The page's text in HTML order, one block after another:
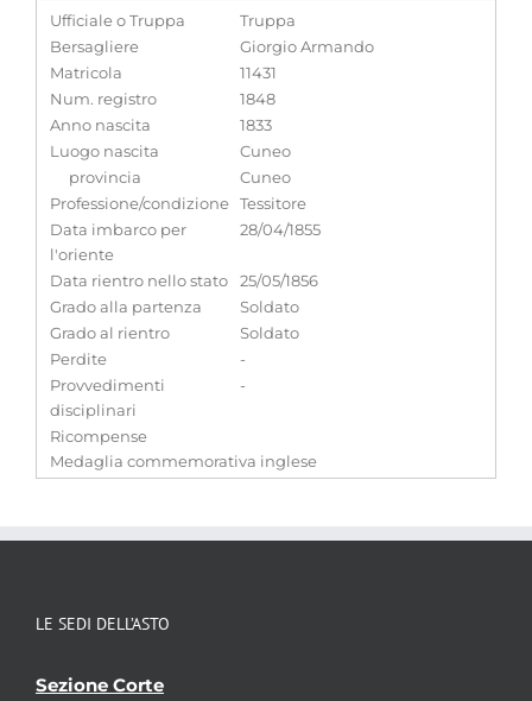
Ufficiale o Truppa
Truppa
Bersagliere
Giorgio Armando
Matricola
11431
Num. registro
1848
Anno nascita
1833
Luogo nascita
Cuneo
provincia
Cuneo
Professione/condizione Tessitore
Data imbarco per
l'oriente
28/04/1855
Data rientro nello stato
25/05/1856
Grado alla partenza
Soldato
Grado al rientro
Soldato
Perdite
-
Provvedimenti
disciplinari
-
Ricompense
Medaglia commemorativa inglese
LE SEDI DELL’ASTO
Sezione Corte